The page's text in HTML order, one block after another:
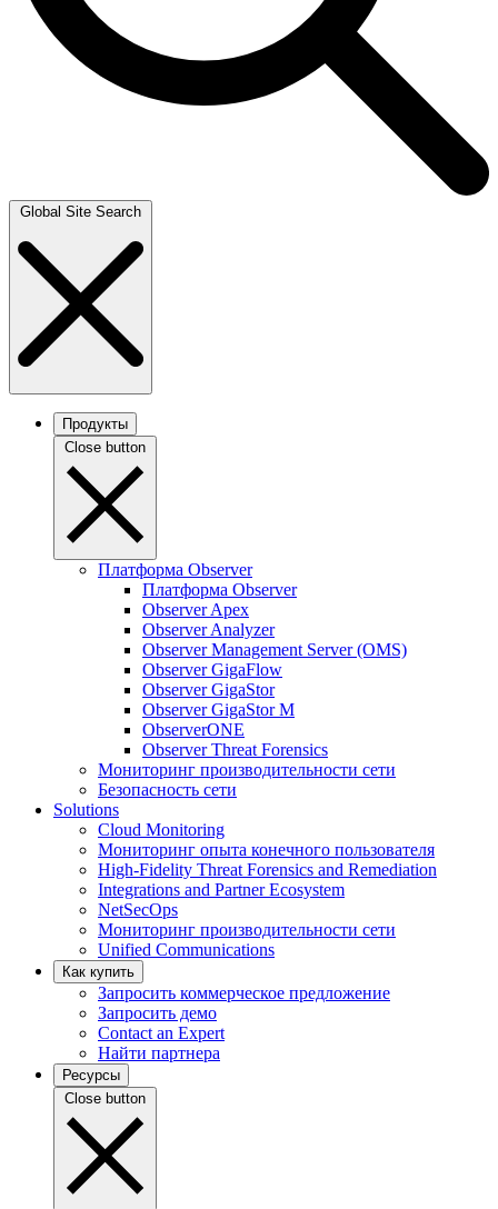
Global Site Search
Продукты
Close button
Платформа Observer
Платформа Observer
Observer Apex
Observer Analyzer
Observer Management Server (OMS)
Observer GigaFlow
Observer GigaStor
Observer GigaStor M
ObserverONE
Observer Threat Forensics
Мониторинг производительности сети
Безопасность сети
Solutions
Cloud Monitoring
Мониторинг опыта конечного пользователя
High-Fidelity Threat Forensics and Remediation
Integrations and Partner Ecosystem
NetSecOps
Мониторинг производительности сети
Unified Communications
Как купить
Запросить коммерческое предложение
Запросить демо
Contact an Expert
Найти партнера
Ресурсы
Close button